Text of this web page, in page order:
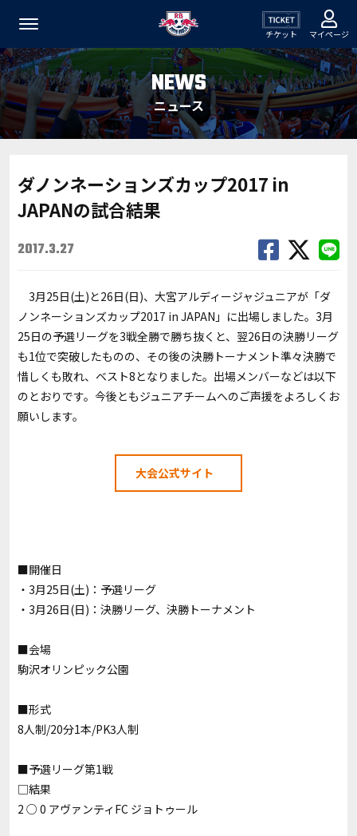
チケット マイページ
NEWS
ニュース
ダノンネーションズカップ2017 in
JAPANの試合結果
2017.3.27
3月25日(土)と26日(日)、大宮アルディージャジュニアが「ダ
ノンネーションズカップ2017 in JAPAN」に出場しました。3月
25日の予選リーグを3戦全勝で勝ち抜くと、翌26日の決勝リーグ
も1位で突破したものの、その後の決勝トーナメント準々決勝で
惜しくも敗れ、ベスト8となりました。出場メンバーなどは以下
のとおりです。今後ともジュニアチームへのご声援をよろしくお
願いします。
大会公式サイト
■開催日
・3月25日(土)：予選リーグ
・3月26日(日)：決勝リーグ、決勝トーナメント
■会場
駒沢オリンピック公園
■形式
8人制/20分1本/PK3人制
■予選リーグ第1戦
□結果
2 ○ 0 アヴァンティFC ジョトゥール